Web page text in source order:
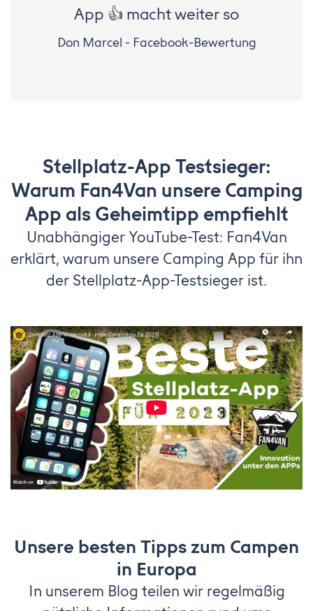
App 👍 macht weiter so
Don Marcel - Facebook-Bewertung
Stellplatz-App Testsieger:
Warum Fan4Van unsere Camping
App als Geheimtipp empfiehlt
Unabhängiger YouTube-Test: Fan4Van
erklärt, warum unsere Camping App für ihn
der Stellplatz-App-Testsieger ist.
Unsere besten Tipps zum Campen
in Europa
In unserem Blog teilen wir regelmäßig